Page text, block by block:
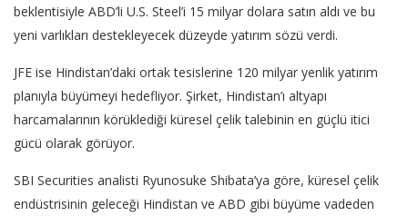
beklentisiyle ABD’li U.S. Steel’i 15 milyar dolara satın aldı ve bu
yeni varlıkları destekleyecek düzeyde yatırım sözü verdi.
JFE ise Hindistan’daki ortak tesislerine 120 milyar yenlik yatırım
planıyla büyümeyi hedefliyor. Şirket, Hindistan’ı altyapı
harcamalarının körüklediği küresel çelik talebinin en güçlü itici
gücü olarak görüyor.
SBI Securities analisti Ryunosuke Shibata’ya göre, küresel çelik
endüstrisinin geleceği Hindistan ve ABD gibi büyüme vadeden